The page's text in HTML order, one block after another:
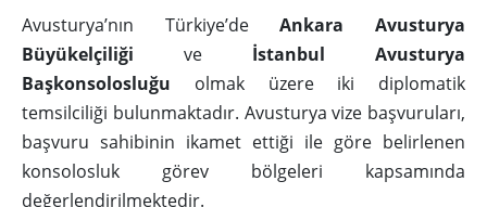
Avusturya’nın Türkiye’deAnkara Avusturya
Büyükelçiliği ve İstanbul Avusturya
Başkonsolosluğu olmak üzere iki diplomatik
temsilciliği bulunmaktadır. Avusturya vize başvuruları,
başvuru sahibinin ikamet ettiği ile göre belirlenen
konsolosluk görev bölgeleri kapsamında
değerlendirilmektedir.